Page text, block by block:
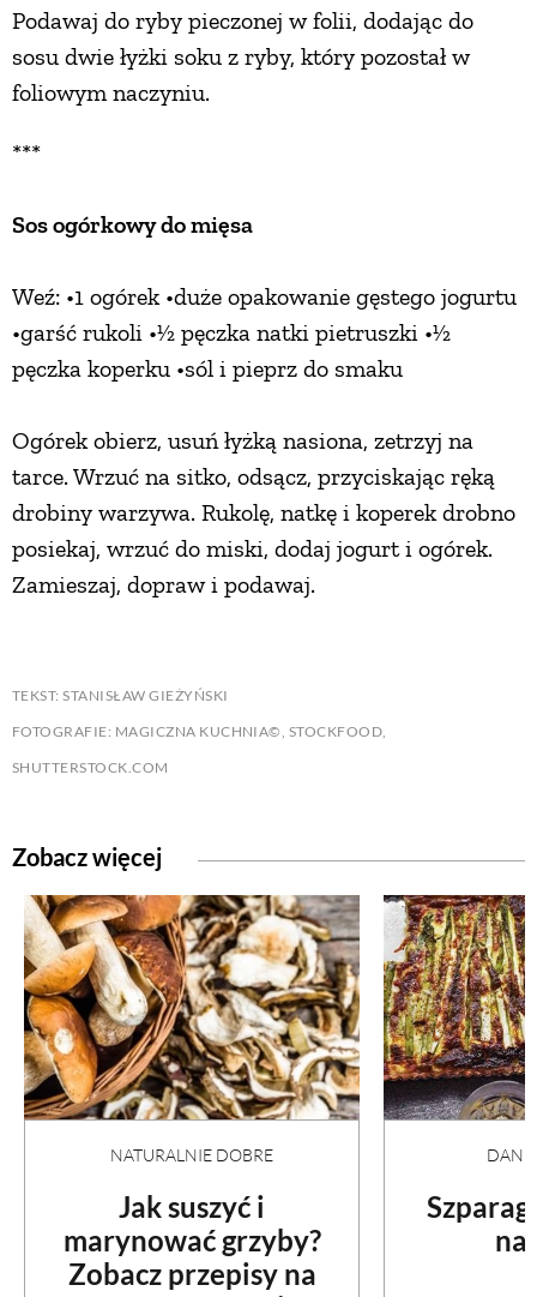
Podawaj do ryby pieczonej w folii, dodając do
sosu dwie łyżki soku z ryby, który pozostał w
foliowym naczyniu.
***
Sos ogórkowy do mięsa
Weź: •1 ogórek •duże opakowanie gęstego jogurtu
•garść rukoli •1⁄2 pęczka natki pietruszki •1⁄2
pęczka koperku •sól i pieprz do smaku
Ogórek obierz, usuń łyżką nasiona, zetrzyj na
tarce. Wrzuć na sitko, odsącz, przyciskając ręką
drobiny warzywa. Rukolę, natkę i koperek drobno
posiekaj, wrzuć do miski, dodaj jogurt i ogórek.
Zamieszaj, dopraw i podawaj.
TEKST: STANISŁAW GIEŻYŃSKI
FOTOGRAFIE: MAGICZNA KUCHNIA©, STOCKFOOD,
SHUTTERSTOCK.COM
Zobacz więcej
NATURALNIE DOBRE
Jak suszyć i
marynować grzyby?
Zobacz przepisy na
na